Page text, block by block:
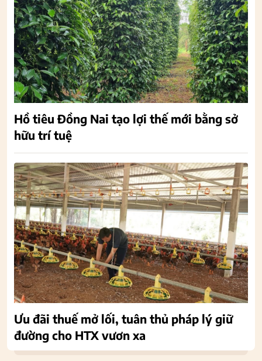
Hồ tiêu Đồng Nai tạo lợi thế mới bằng sở
hữu trí tuệ
Ưu đãi thuế mở lối, tuân thủ pháp lý giữ
đường cho HTX vươn xa